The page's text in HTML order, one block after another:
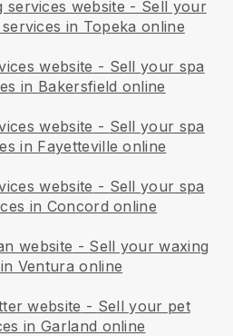
services website - Sell your
in Topeka online
website - Sell your spa
in Bakersfield online
website - Sell your spa
in Fayetteville online
website - Sell your spa
in Concord online
website - Sell your waxing
Ventura online
website - Sell your pet
in Garland online